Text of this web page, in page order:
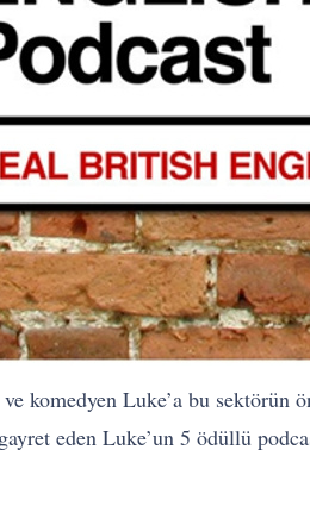
komedyen Luke’a bu sektörün
eden Luke’un 5 ödüllü